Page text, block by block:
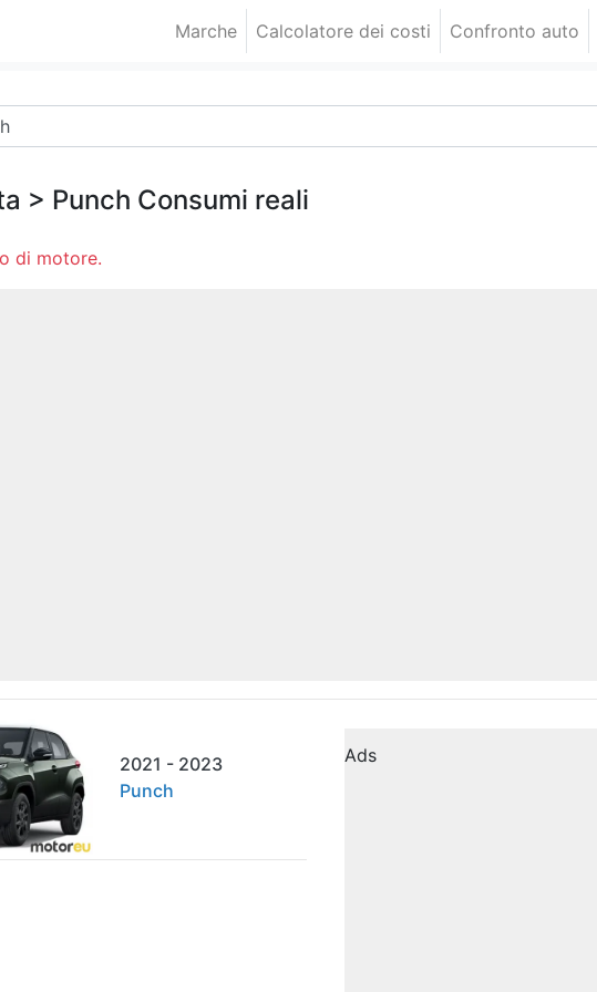
Marche Calcolatore dei costi Confronto auto
> Punch Consumi reali
di motore.
2021 - 2023
Punch
Ads